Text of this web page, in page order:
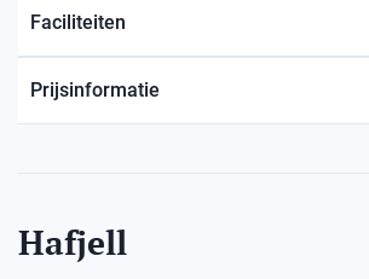
Faciliteiten
Prijsinformatie
Hafjell